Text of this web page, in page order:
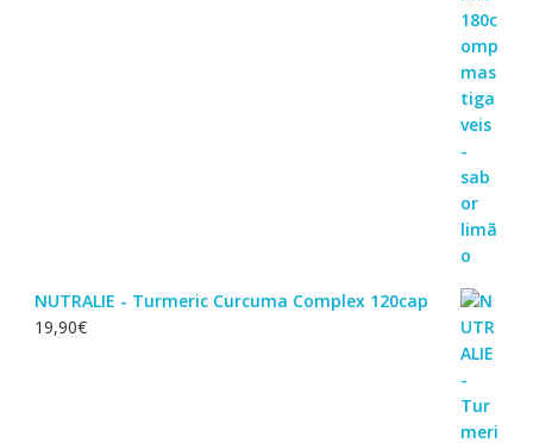
NUTRALIE - Turmeric Curcuma Complex 120cap
19,90€